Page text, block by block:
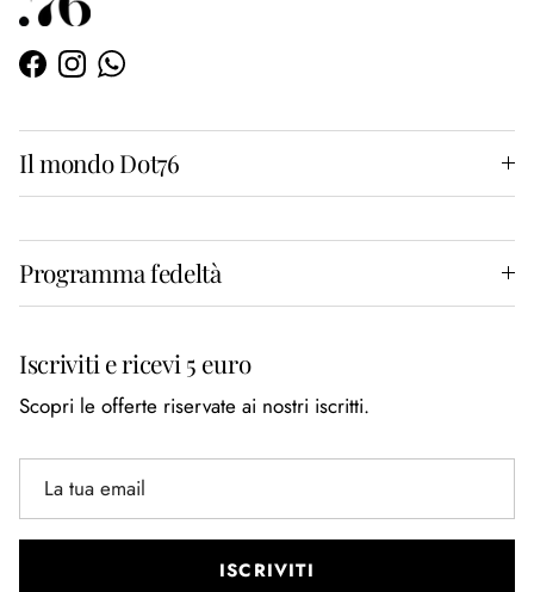
Facebook
InstagramWhatsApp
Il mondo Dot76
Programma fedeltà
Iscriviti e ricevi 5 euro
Scopri le offerte riservate ai nostri iscritti.
ISCRIVITI